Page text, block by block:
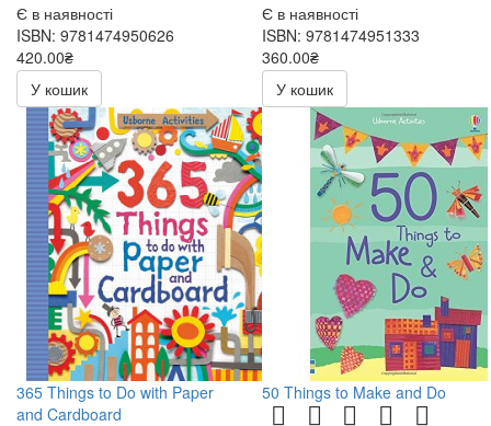
Є в наявності
ISBN: 9781474950626
420.00₴
У кошик
Є в наявності
ISBN: 9781474951333
360.00₴
У кошик
365 Things to Do with Paper
and Cardboard
50 Things to Make and Do